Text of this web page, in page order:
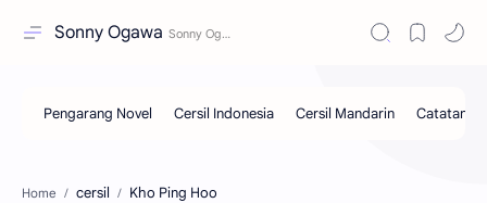
Sonny Ogawa
Home cersil Kho Ping Hoo